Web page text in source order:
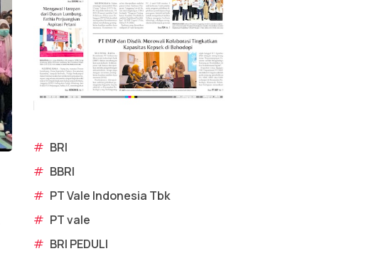
# BRI
# BBRI
# PT Vale Indonesia Tbk
# PT vale
# BRI PEDULI